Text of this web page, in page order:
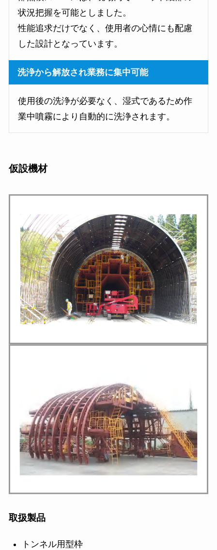
状況把握を可能としました。
性能追求だけでなく、使用者の心情にも配慮
した設計となっています。
洗浄から解放され業務に集中可能
使用後の洗浄が必要なく、湿式であるため作
業中噴霧により自動的に洗浄されます。
仮設機材
取扱製品
トンネル用型枠